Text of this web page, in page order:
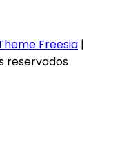
Freesia |
reservados